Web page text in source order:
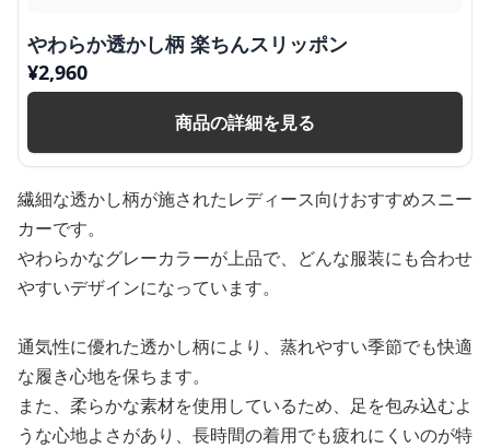
やわらか透かし柄 楽ちんスリッポン
¥2,960
商品の詳細を見る
繊細な透かし柄が施されたレディース向けおすすめスニー
カーです。
やわらかなグレーカラーが上品で、どんな服装にも合わせ
やすいデザインになっています。
通気性に優れた透かし柄により、蒸れやすい季節でも快適
な履き心地を保ちます。
また、柔らかな素材を使用しているため、足を包み込むよ
うな心地よさがあり、長時間の着用でも疲れにくいのが特